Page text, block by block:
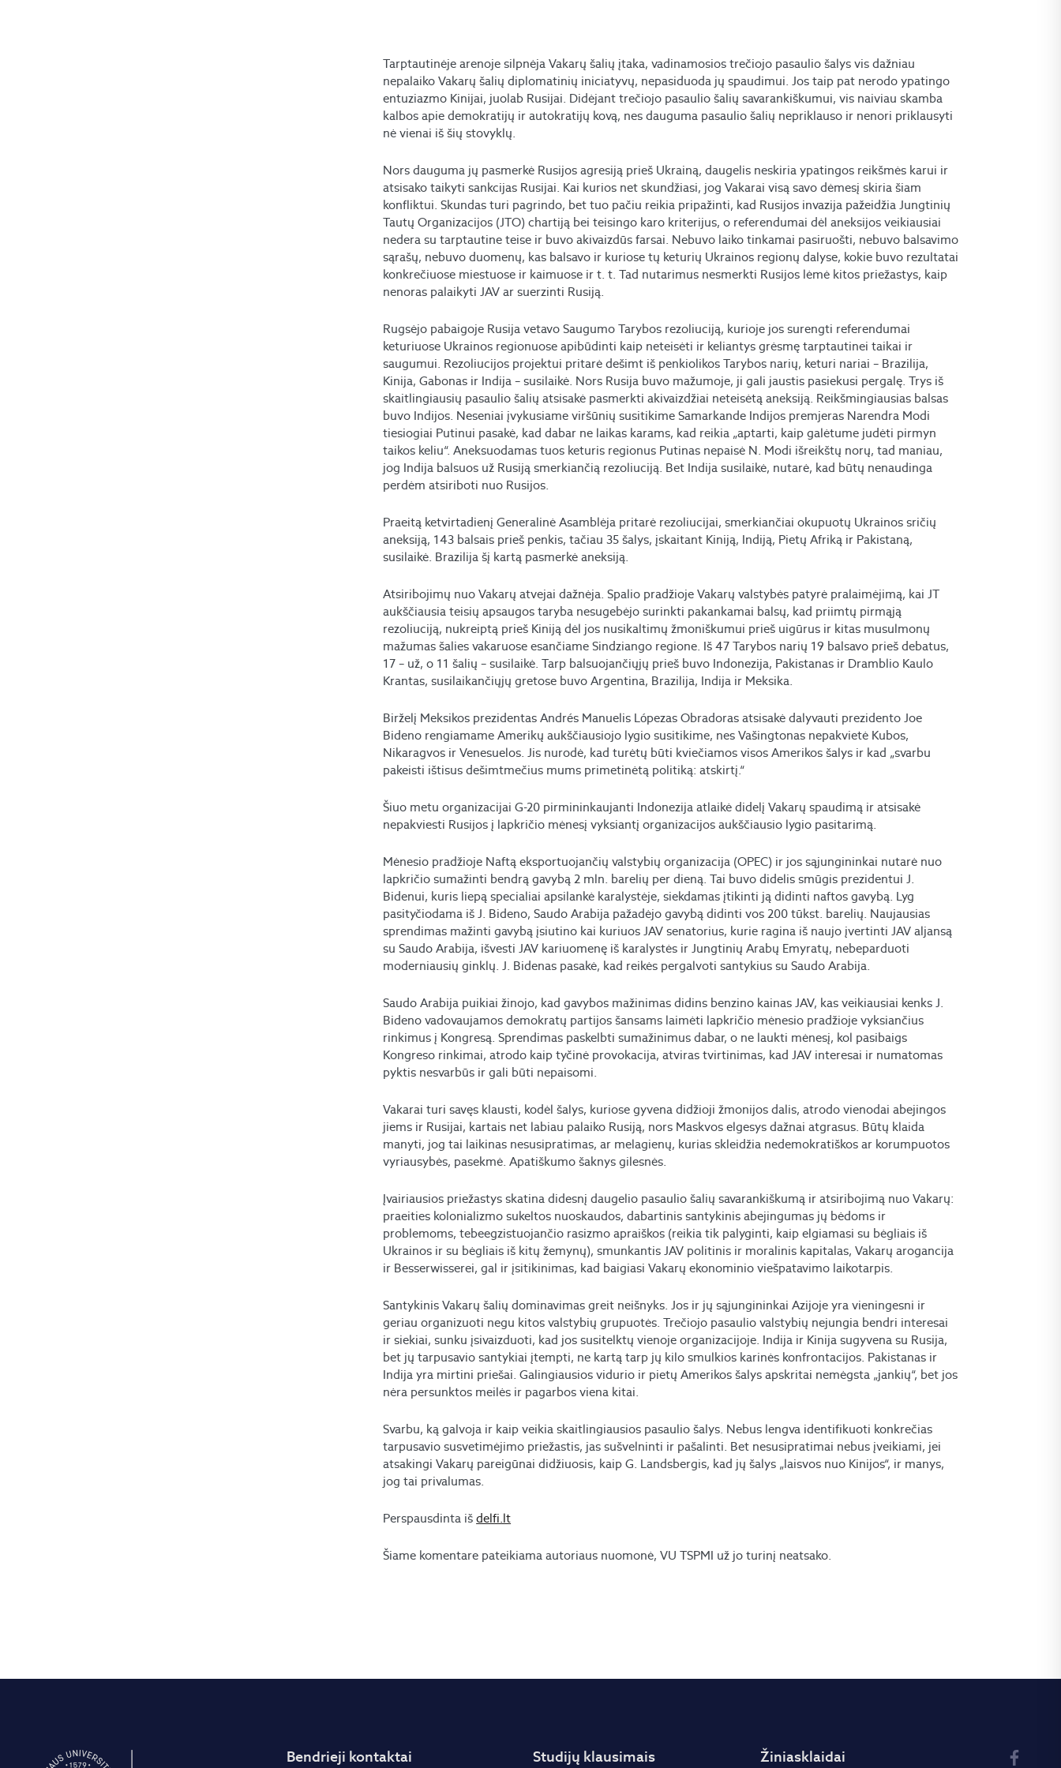
Tarptautinėje arenoje silpnėja Vakarų šalių įtaka, vadinamosios trečiojo pasaulio šalys vis dažniau
nepalaiko Vakarų šalių diplomatinių iniciatyvų, nepasiduoda jų spaudimui. Jos taip pat nerodo ypatingo
entuziazmo Kinijai, juolab Rusijai. Didėjant trečiojo pasaulio šalių savarankiškumui, vis naiviau skamba
kalbos apie demokratijų ir autokratijų kovą, nes dauguma pasaulio šalių nepriklauso ir nenori priklausyti
nė vienai iš šių stovyklų.
Nors dauguma jų pasmerkė Rusijos agresiją prieš Ukrainą, daugelis neskiria ypatingos reikšmės karui ir
atsisako taikyti sankcijas Rusijai. Kai kurios net skundžiasi, jog Vakarai visą savo dėmesį skiria šiam
konfliktui. Skundas turi pagrindo, bet tuo pačiu reikia pripažinti, kad Rusijos invazija pažeidžia Jungtinių
Tautų Organizacijos (JTO) chartiją bei teisingo karo kriterijus, o referendumai dėl aneksijos veikiausiai
nedera su tarptautine teise ir buvo akivaizdūs farsai. Nebuvo laiko tinkamai pasiruošti, nebuvo balsavimo
sąrašų, nebuvo duomenų, kas balsavo ir kuriose tų keturių Ukrainos regionų dalyse, kokie buvo rezultatai
konkrečiuose miestuose ir kaimuose ir t. t. Tad nutarimus nesmerkti Rusijos lėmė kitos priežastys, kaip
nenoras palaikyti JAV ar suerzinti Rusiją.
Rugsėjo pabaigoje Rusija vetavo Saugumo Tarybos rezoliuciją, kurioje jos surengti referendumai
keturiuose Ukrainos regionuose apibūdinti kaip neteisėti ir keliantys grėsmę tarptautinei taikai ir
saugumui. Rezoliucijos projektui pritarė dešimt iš penkiolikos Tarybos narių, keturi nariai – Brazilija,
Kinija, Gabonas ir Indija – susilaikė. Nors Rusija buvo mažumoje, ji gali jaustis pasiekusi pergalę. Trys iš
skaitlingiausių pasaulio šalių atsisakė pasmerkti akivaizdžiai neteisėtą aneksiją. Reikšmingiausias balsas
buvo Indijos. Neseniai įvykusiame viršūnių susitikime Samarkande Indijos premjeras Narendra Modi
tiesiogiai Putinui pasakė, kad dabar ne laikas karams, kad reikia „aptarti, kaip galėtume judėti pirmyn
taikos keliu“. Aneksuodamas tuos keturis regionus Putinas nepaisė N. Modi išreikštų norų, tad maniau,
jog Indija balsuos už Rusiją smerkiančią rezoliuciją. Bet Indija susilaikė, nutarė, kad būtų nenaudinga
perdėm atsiriboti nuo Rusijos.
Praeitą ketvirtadienį Generalinė Asamblėja pritarė rezoliucijai, smerkiančiai okupuotų Ukrainos sričių
aneksiją, 143 balsais prieš penkis, tačiau 35 šalys, įskaitant Kiniją, Indiją, Pietų Afriką ir Pakistaną,
susilaikė. Brazilija šį kartą pasmerkė aneksiją.
Atsiribojimų nuo Vakarų atvejai dažnėja. Spalio pradžioje Vakarų valstybės patyrė pralaimėjimą, kai JT
aukščiausia teisių apsaugos taryba nesugebėjo surinkti pakankamai balsų, kad priimtų pirmąją
rezoliuciją, nukreiptą prieš Kiniją dėl jos nusikaltimų žmoniškumui prieš uigūrus ir kitas musulmonų
mažumas šalies vakaruose esančiame Sindziango regione. Iš 47 Tarybos narių 19 balsavo prieš debatus,
17 – už, o 11 šalių – susilaikė. Tarp balsuojančiųjų prieš buvo Indonezija, Pakistanas ir Dramblio Kaulo
Krantas, susilaikančiųjų gretose buvo Argentina, Brazilija, Indija ir Meksika.
Birželį Meksikos prezidentas Andrés Manuelis Lópezas Obradoras atsisakė dalyvauti prezidento Joe
Bideno rengiamame Amerikų aukščiausiojo lygio susitikime, nes Vašingtonas nepakvietė Kubos,
Nikaragvos ir Venesuelos. Jis nurodė, kad turėtų būti kviečiamos visos Amerikos šalys ir kad „svarbu
pakeisti ištisus dešimtmečius mums primetinėtą politiką: atskirtį.“
Šiuo metu organizacijai G-20 pirmininkaujanti Indonezija atlaikė didelį Vakarų spaudimą ir atsisakė
nepakviesti Rusijos į lapkričio mėnesį vyksiantį organizacijos aukščiausio lygio pasitarimą.
Mėnesio pradžioje Naftą eksportuojančių valstybių organizacija (OPEC) ir jos sąjungininkai nutarė nuo
lapkričio sumažinti bendrą gavybą 2 mln. barelių per dieną. Tai buvo didelis smūgis prezidentui J.
Bidenui, kuris liepą specialiai apsilankė karalystėje, siekdamas įtikinti ją didinti naftos gavybą. Lyg
pasityčiodama iš J. Bideno, Saudo Arabija pažadėjo gavybą didinti vos 200 tūkst. barelių. Naujausias
sprendimas mažinti gavybą įsiutino kai kuriuos JAV senatorius, kurie ragina iš naujo įvertinti JAV aljansą
su Saudo Arabija, išvesti JAV kariuomenę iš karalystės ir Jungtinių Arabų Emyratų, nebeparduoti
moderniausių ginklų. J. Bidenas pasakė, kad reikės pergalvoti santykius su Saudo Arabija.
Saudo Arabija puikiai žinojo, kad gavybos mažinimas didins benzino kainas JAV, kas veikiausiai kenks J.
Bideno vadovaujamos demokratų partijos šansams laimėti lapkričio mėnesio pradžioje vyksiančius
rinkimus į Kongresą. Sprendimas paskelbti sumažinimus dabar, o ne laukti mėnesį, kol pasibaigs
Kongreso rinkimai, atrodo kaip tyčinė provokacija, atviras tvirtinimas, kad JAV interesai ir numatomas
pyktis nesvarbūs ir gali būti nepaisomi.
Vakarai turi savęs klausti, kodėl šalys, kuriose gyvena didžioji žmonijos dalis, atrodo vienodai abejingos
jiems ir Rusijai, kartais net labiau palaiko Rusiją, nors Maskvos elgesys dažnai atgrasus. Būtų klaida
manyti, jog tai laikinas nesusipratimas, ar melagienų, kurias skleidžia nedemokratiškos ar korumpuotos
vyriausybės, pasekmė. Apatiškumo šaknys gilesnės.
Įvairiausios priežastys skatina didesnį daugelio pasaulio šalių savarankiškumą ir atsiribojimą nuo Vakarų:
praeities kolonializmo sukeltos nuoskaudos, dabartinis santykinis abejingumas jų bėdoms ir
problemoms, tebeegzistuojančio rasizmo apraiškos (reikia tik palyginti, kaip elgiamasi su bėgliais iš
Ukrainos ir su bėgliais iš kitų žemynų), smunkantis JAV politinis ir moralinis kapitalas, Vakarų arogancija
ir Besserwisserei, gal ir įsitikinimas, kad baigiasi Vakarų ekonominio viešpatavimo laikotarpis.
Santykinis Vakarų šalių dominavimas greit neišnyks. Jos ir jų sąjungininkai Azijoje yra vieningesni ir
geriau organizuoti negu kitos valstybių grupuotės. Trečiojo pasaulio valstybių nejungia bendri interesai
ir siekiai, sunku įsivaizduoti, kad jos susitelktų vienoje organizacijoje. Indija ir Kinija sugyvena su Rusija,
bet jų tarpusavio santykiai įtempti, ne kartą tarp jų kilo smulkios karinės konfrontacijos. Pakistanas ir
Indija yra mirtini priešai. Galingiausios vidurio ir pietų Amerikos šalys apskritai nemėgsta „jankių“, bet jos
nėra persunktos meilės ir pagarbos viena kitai.
Svarbu, ką galvoja ir kaip veikia skaitlingiausios pasaulio šalys. Nebus lengva identifikuoti konkrečias
tarpusavio susvetimėjimo priežastis, jas sušvelninti ir pašalinti. Bet nesusipratimai nebus įveikiami, jei
atsakingi Vakarų pareigūnai didžiuosis, kaip G. Landsbergis, kad jų šalys „laisvos nuo Kinijos“, ir manys,
jog tai privalumas.
Perspausdinta išdelfi.lt
Šiame komentare pateikiama autoriaus nuomonė, VU TSPMI už jo turinį neatsako.
Bendrieji kontaktai Studijų klausimais Žiniasklaidai